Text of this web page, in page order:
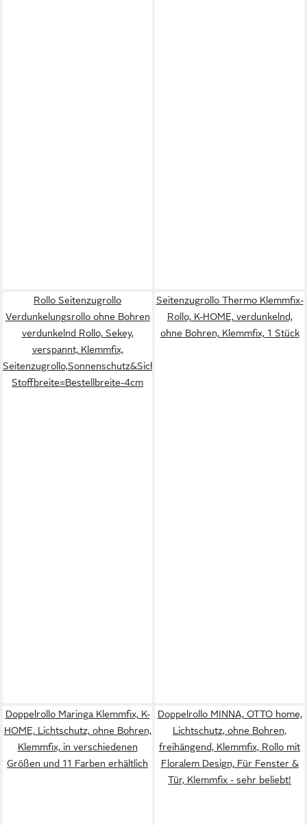
Rollo Seitenzugrollo
Verdunkelungsrollo ohne Bohren
verdunkelnd Rollo, Sekey,
verspannt, Klemmfix,
Seitenzugrollo,Sonnenschutz&Sichtschutz,
Stoffbreite=Bestellbreite-4cm
Seitenzugrollo Thermo Klemmfix-
Rollo, K-HOME, verdunkelnd,
ohne Bohren, Klemmfix, 1 Stück
Doppelrollo Maringa Klemmfix, K-
HOME, Lichtschutz, ohne Bohren,
Klemmfix, in verschiedenen
Größen und 11 Farben erhältlich
Doppelrollo MINNA, OTTO home,
Lichtschutz, ohne Bohren,
freihängend, Klemmfix, Rollo mit
Floralem Design, Für Fenster &
Tür, Klemmfix - sehr beliebt!